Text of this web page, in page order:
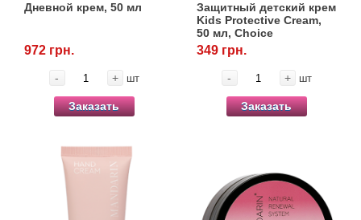
Дневной крем, 50 мл
972 грн.
- + шт
Заказать
Защитный детский крем
Kids Protective Cream,
50 мл, Choice
349 грн.
- + шт
Заказать